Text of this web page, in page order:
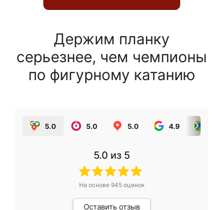
Держим планку
серьезнее, чем чемпионы
по фигурному катанию
5.0 5.0 5.0 4.9
5.0 из 5
На основе 945оценок
Оставить отзыв